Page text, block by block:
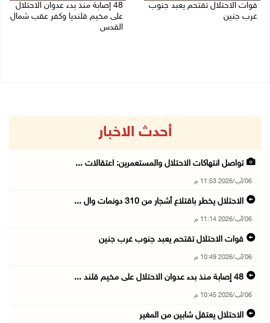
قوات الاحتلال تقتحم يعبد جنوب
غرب جنين
48 إصابة منذ بدء عدوان الاحتلال
على مخيم قلنديا وكفر عقب شمال
القدس
أحدث الاخبار
تواصل انتهاكات الاحتلال والمستعمرين: اعتقالات ...
06/آب/2026 11:53 م
الاحتلال يخطر باقتلاع أشجار من 310 دونمات وال ...
06/آب/2026 11:14 م
قوات الاحتلال تقتحم يعبد جنوب غرب جنين
06/آب/2026 10:49 م
48 إصابة منذ بدء عدوان الاحتلال على مخيم قلند ...
06/آب/2026 10:45 م
الاحتلال يعتقل شابين من المغير